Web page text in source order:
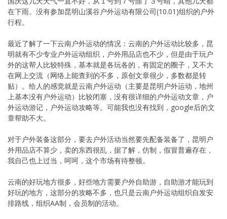
在下雨。没有参加昆明山溪谷户外运动有限公司(10.01)组织的户外
行程。
最近了解了一下云南户外运动的情况：云南的户外运动比较多，昆
明就有不少专业户外运动组织，户外用品店也不少，但是由于玩户
外的这帮人比较特殊，基本就是各玩各的，有固定的圈子，又不大
在网上交流（网络上能查到的不多，原创文章很少，多数都是转
贴）。给人的感觉就是云南户外运动（主要是昆明户外运动，地州
上基本没有户外运动）比较闭塞，没有很详细的户外运动文章，户
外运动游记，户外运动攻略等。可能我也没有找到，google后的文
章帮助不大。
对于户外装备这部分，要去户外活动当然要先配备装备了，昆明户
外用品店不算少，卖的东西很乱，据了解，仿制，假冒普遍存在，
我自己也上过当，呵呵，这个市场有待整顿。
云南的好玩地方很多，好些地方需要户外自助游，自助游才能玩到
好玩的地方，这部分的攻略不多，也只是云南户外运动组织自发安
排路线，组织AA制，会员制的活动。